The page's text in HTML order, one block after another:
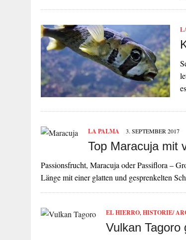
LA PALMA 3. SEPTEMBER 2017
Top Maracuja mit
Passionsfrucht, Maracuja oder Passiflora –
Länge mit einer glatten und gesprenkelten
EL HIERRO, HISTORIE/
Vulkan Tagoro